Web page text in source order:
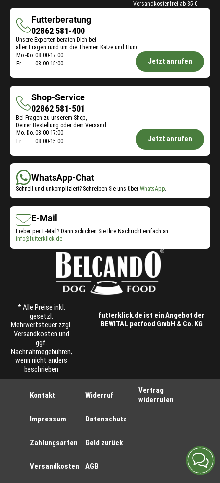
Versandkostenfrei ab 35 €
Futterberatung
Futterberatung
02862 581-400
Unsere Experten beraten Dich bei
allen Fragen rund um die Themen Katze und Hund.
Öffnungszeiten
Mo.-Do. 08:00-17:00
Fr.
08:00-15:00 Jetzt anrufen
Shop-Service
Shop-
Service
02862 581-501
Bei Fragen zu unserem Shop,
Deiner Bestellung oder dem Versand.
Öffnungszeiten
Service:
Mo.-Do. 08:00-17:00
Fr.
08:00-15:00 Jetzt anrufen
WhatsApp-Chat
Schnell und unkompliziert? Schreiben Sie uns über WhatsApp.
E-Mail
Lieber per E-Mail? Dann schicken Sie Ihre Nachricht einfach an
info@futterklick.de
* Alle Preise inkl.
gesetzl.
Mehrwertsteuer zzgl.
Versandkosten und
ggf.
Nachnahmegebühren,
wenn nicht anders
beschrieben
futterklick.de ist ein Angebot der
BEWITAL petfood GmbH & Co. KG
Kontakt
Impressum
Zahlungsarten
Versandkosten
Widerruf
Datenschutz
Geld zurück
AGB
Vertrag
widerrufen